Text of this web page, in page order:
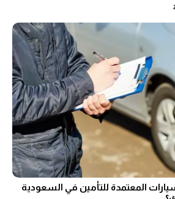
المعتمدة للتأمين في السعودية